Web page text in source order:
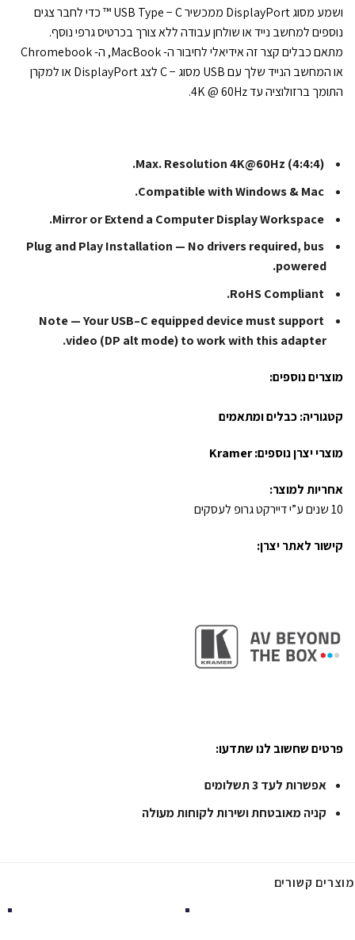
ושמע מסוג DisplayPort ממכשיר USB Type − C ™ כדי לחבר צגים
נוספים למחשב נייד או שולחן עבודה ללא צורך בכרטיס גרפי נוסף.
מתאם כבלים קצר זה אידיאלי לחיבור ה- MacBook, ה- Chromebook
או המחשב הנייד שלך עם USB מסוג − C לצג DisplayPort או למקרן
התומך ברזולוציה עד 4K @ 60Hz.
Plug and Play Installation — No drivers required, bus
powered.
Note — Your USB–C equipped device must support
video (DP alt mode) to work with this adapter.
מוצרים נוספים:
קטגוריה:כבלים ומתאמים
מוצרי יצרן נוספים:Kramer
אחריות למוצר:
10 שנים ע”י דיירקט גרופ לעסקים
קישור לאתר יצרן:
פרטים שחשוב לנו שתדעו:
אפשרות לעד 3 תשלומים
קניה מאובטחת ושירות לקוחות מעולה
מוצרים קשורים